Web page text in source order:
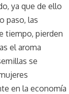
ya que de ello
paso, las
tiempo, pierden
el aroma
se
en la economía